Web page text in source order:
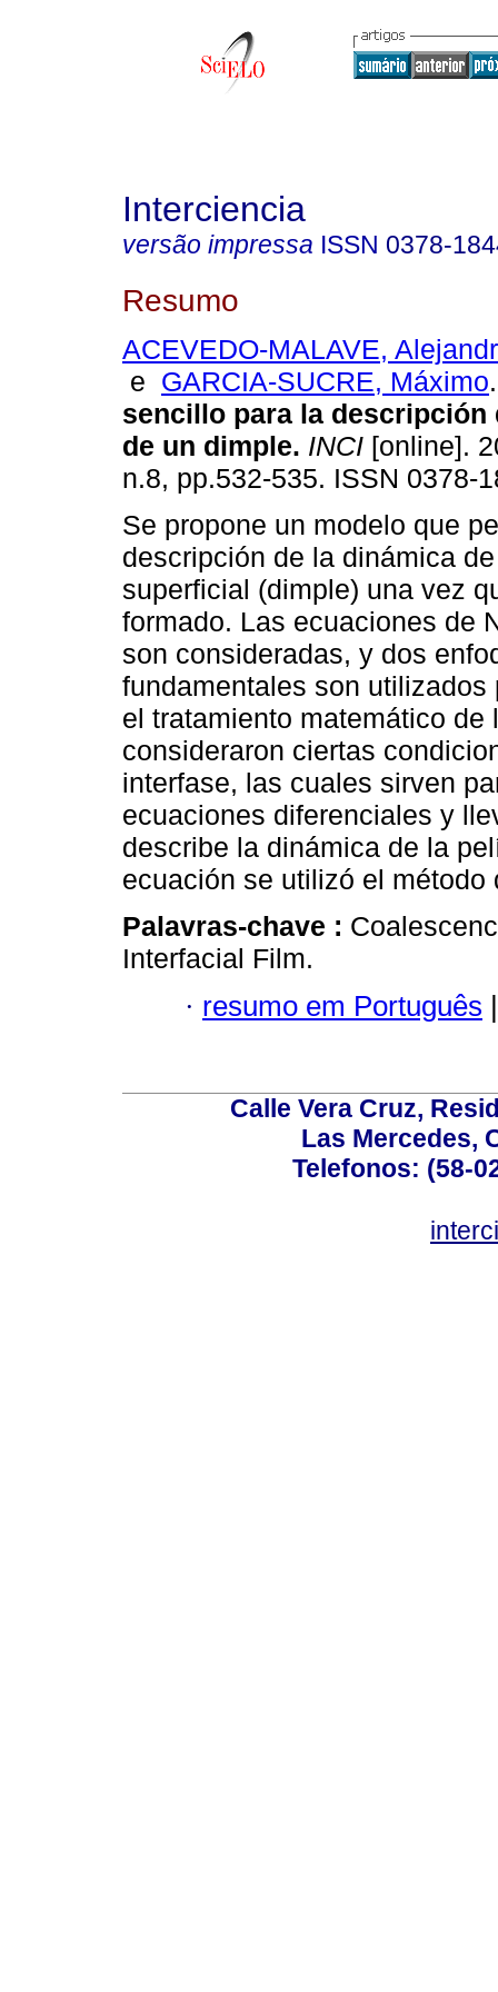
Interciencia
versão impressa ISSN 0378-
Resumo
ACEVEDO-MALAVE,
e GARCIA-SUCRE, Máximo.
sencillo para la descripción
de un dimple. INCI [online].
n.8, pp.532-535. ISSN 0378-
Se propone un modelo que
descripción de la dinámica
superficial (dimple) una vez
formado. Las ecuaciones de
son consideradas, y dos
fundamentales son utilizados
el tratamiento matemático
consideraron ciertas
interfase, las cuales sirven
ecuaciones diferenciales y
describe la dinámica de la
ecuación se utilizó el método
Palavras-chave :
Interfacial Film.
· resumo em Português |
Calle Vera Cruz,
Las Mercedes,
Telefonos: (58-